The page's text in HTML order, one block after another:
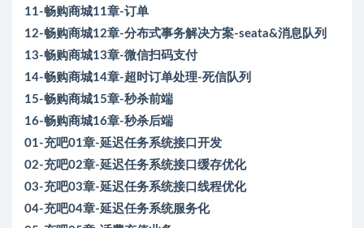
11-畅购商城11章-订单
12-畅购商城12章-分布式事务解决方案-seata&消息队列
13-畅购商城13章-微信扫码支付
14-畅购商城14章-超时订单处理-死信队列
15-畅购商城15章-秒杀前端
16-畅购商城16章-秒杀后端
01-充吧01章-延迟任务系统接口开发
02-充吧02章-延迟任务系统接口缓存优化
03-充吧03章-延迟任务系统接口线程优化
04-充吧04章-延迟任务系统服务化